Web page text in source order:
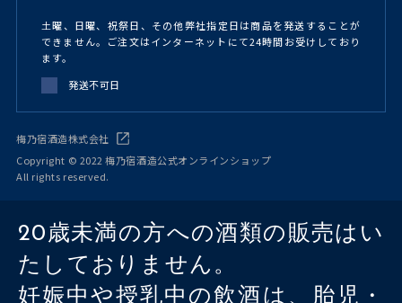
土曜、日曜、祝祭日、その他弊社指定日は商品を発送することが
できません。ご注文はインターネットにて24時間お受けしており
ます。
発送不可日
梅乃宿酒造株式会社
Copyright © 2022 梅乃宿酒造公式オンラインショップ
All rights reserved.
20歳未満の方への酒類の販売はい
たしておりません。
妊娠中や授乳中の飲酒は、胎児・